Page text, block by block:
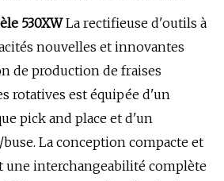
530XWLa rectifieuse d'outils à
nouvelles et innovantes
de production de fraises
rotatives est équipée d'un
pick and place et d'un
La conception compacte et
une interchangeabilité complète